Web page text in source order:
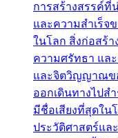
การสร้างสรรค์ที่
และความสำเร็
ในโลก สิ่งก่อสร้า
ความศรัทธา แล
และจิตวิญญาณข
ออกเดินทางไปส
มีชื่อเสียงที่สุดใน
ประวัติศาสตร์แล